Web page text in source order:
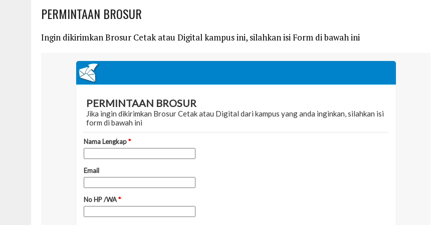
PERMINTAAN BROSUR
Ingin dikirimkan Brosur Cetak atau Digital kampus ini, silahkan isi Form di bawah ini